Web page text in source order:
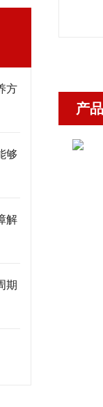
方
够
解
期
产